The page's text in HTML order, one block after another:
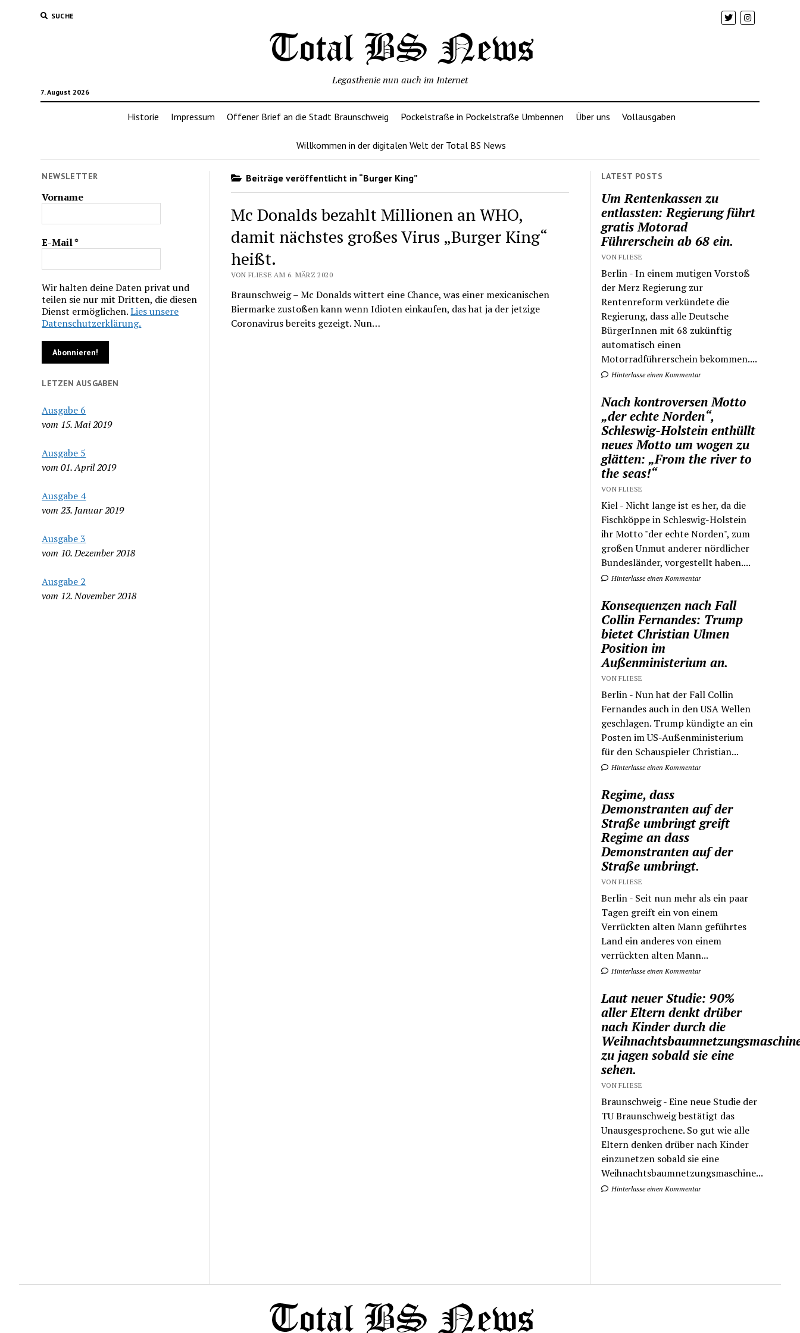
SUCHE
7. August 2026
Legasthenie nun auch im Internet
Historie Impressum Offener Brief an die Stadt Braunschweig Pockelstraße in Pockelstraße Umbennen Über uns Vollausgaben
Willkommen in der digitalen Welt der Total BS News
NEWSLETTER
Vorname
E-Mail*
Wir halten deine Daten privat und
teilen sie nur mit Dritten, die diesen
Dienst ermöglichen.Lies unsere
Datenschutzerklärung.
LETZEN AUSGABEN
Ausgabe 6
vom 15. Mai 2019
Ausgabe 5
vom 01. April 2019
Ausgabe 4
vom 23. Januar 2019
Ausgabe 3
vom 10. Dezember 2018
Ausgabe 2
vom 12. November 2018
Beiträge veröffentlicht in “Burger King”
Mc Donalds bezahlt Millionen an WHO,
damit nächstes großes Virus „Burger King“
heißt.
VON FLIESE AM 6. MÄRZ 2020
Braunschweig – Mc Donalds wittert eine Chance, was einer mexicanischen
Biermarke zustoßen kann wenn Idioten einkaufen, das hat ja der jetzige
Coronavirus bereits gezeigt. Nun…
LATEST POSTS
Um Rentenkassen zu
entlassten: Regierung führt
gratis Motorad
Führerschein ab 68 ein.
VON FLIESE
Berlin - In einem mutigen Vorstoß
der Merz Regierung zur
Rentenreform verkündete die
Regierung, dass alle Deutsche
BürgerInnen mit 68 zukünftig
automatisch einen
Motorradführerschein bekommen....
Hinterlasse einen Kommentar
Nach kontroversen Motto
„der echte Norden“,
Schleswig-Holstein enthüllt
neues Motto um wogen zu
glätten: „From the river to
the seas!“
VON FLIESE
Kiel - Nicht lange ist es her, da die
Fischköppe in Schleswig-Holstein
ihr Motto "der echte Norden", zum
großen Unmut anderer nördlicher
Bundesländer, vorgestellt haben....
Hinterlasse einen Kommentar
Konsequenzen nach Fall
Collin Fernandes: Trump
bietet Christian Ulmen
Position im
Außenministerium an.
VON FLIESE
Berlin - Nun hat der Fall Collin
Fernandes auch in den USA Wellen
geschlagen. Trump kündigte an ein
Posten im US-Außenministerium
für den Schauspieler Christian...
Hinterlasse einen Kommentar
Regime, dass
Demonstranten auf der
Straße umbringt greift
Regime an dass
Demonstranten auf der
Straße umbringt.
VON FLIESE
Berlin - Seit nun mehr als ein paar
Tagen greift ein von einem
Verrückten alten Mann geführtes
Land ein anderes von einem
verrückten alten Mann...
Hinterlasse einen Kommentar
Laut neuer Studie: 90%
aller Eltern denkt drüber
nach Kinder durch die
zu jagen sobald sie eine
sehen.
VON FLIESE
Braunschweig - Eine neue Studie der
TU Braunschweig bestätigt das
Unausgesprochene. So gut wie alle
Eltern denken drüber nach Kinder
einzunetzen sobald sie eine
Weihnachtsbaumnetzungsmaschine...
Hinterlasse einen Kommentar